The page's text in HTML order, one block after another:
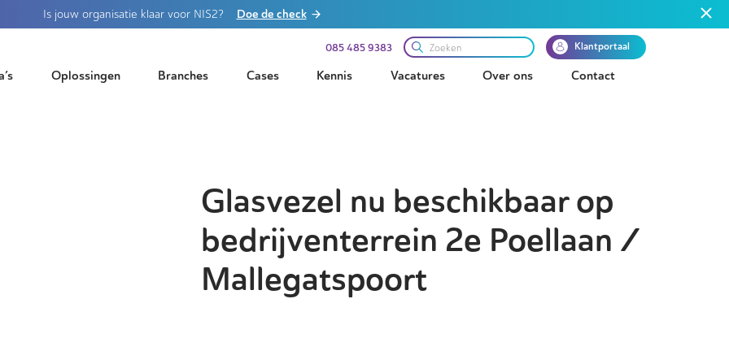
Is jouw organisatie klaar voor NIS2? Doe de check
085 485 9383 Klantportaal
Oplossingen Branches Cases Kennis Vacatures Over ons Contact
Glasvezel nu beschikbaar op
bedrijventerrein 2e Poellaan /
Mallegatspoort